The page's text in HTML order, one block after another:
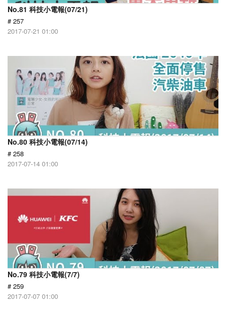
No.81 科技小電報(07/21)
# 257
2017-07-21 01:00
No.80 科技小電報(07/14)
# 258
2017-07-14 01:00
No.79 科技小電報(7/7)
# 259
2017-07-07 01:00